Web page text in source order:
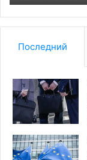
Последний